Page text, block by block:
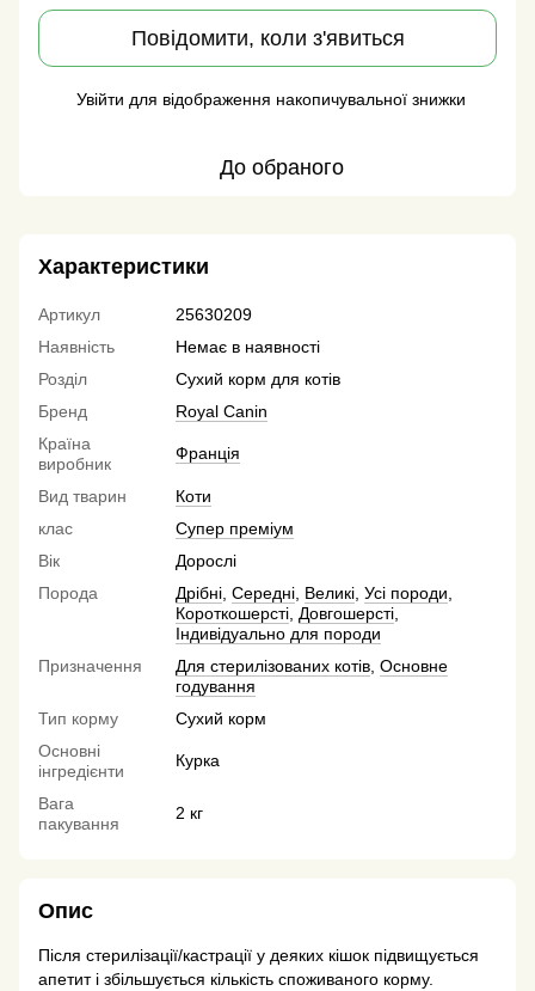
Повідомити, коли з'явиться
Увійти для відображення накопичувальної знижки
До обраного
Характеристики
Артикул
25630209
Наявність
Немає в наявності
Розділ
Сухий корм для котів
Бренд
Royal Canin
Країна
виробник
Франція
Вид тварин
Коти
клас
Супер преміум
Вік
Дорослі
Порода
Дрібні Середні Великі Усі породи
Короткошерсті Довгошерсті
Індивідуально для породи
Призначення
Для стерилізованих котів Основне
годування
Тип корму
Сухий корм
Основні
інгредієнти
Курка
Вага
пакування
2 кг
Опис
Після стерилізації/кастрації у деяких кішок підвищується
апетит і збільшується кількість споживаного корму.